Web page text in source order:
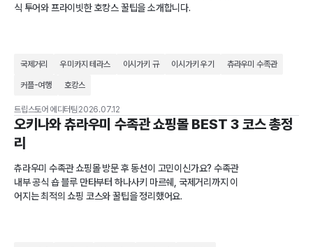
식 투어와 프라이빗한 호캉스 꿀팁을 소개합니다.
국제거리 우미카지 테라스 이시가키 규 이시가키 우기 츄라우미 수족관
커플-여행 호캉스
트립스토어 에디터팀 2026.07.12
오키나와 츄라우미 수족관 쇼핑몰 BEST 3 코스 총정
리
츄라우미 수족관 쇼핑몰 방문 후 동선이 고민이신가요? 수족관
내부 공식 숍 블루 만타부터 하나사키 마르쉐, 국제거리까지 이
어지는 최적의 쇼핑 코스와 꿀팁을 정리했어요.